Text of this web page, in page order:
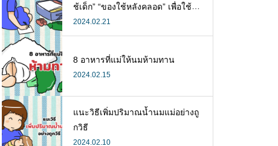
ช้เด็ก” “ของใช้หลังคลอด” เพื่อใช้ห
ลังคลอดที่จำเป็น
2024.02.21
8 อาหารที่แม่ให้นมห้ามทาน
2024.02.15
แนะวิธีเพิ่มปริมาณน้ำนมแม่อย่างถู
กวิธี
2024.02.10